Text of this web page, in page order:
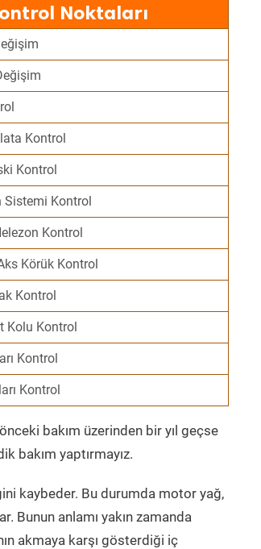
Noktaları
Kontrol
Kontrol
Sistemi Kontrol
Kontrol
Körük Kontrol
Kontrol
Kolu Kontrol
Kontrol
Kontrol
bakım üzerinden bir yıl geçse
bakım yaptırmayız.
kaybeder. Bu durumda motor yağ,
anlamı yakın zamanda
akmaya karşı gösterdiği iç